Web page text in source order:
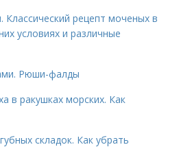
рецепт моченых в
условиях и различные
Рюши-фалды
в ракушках морских. Как
складок. Как убрать